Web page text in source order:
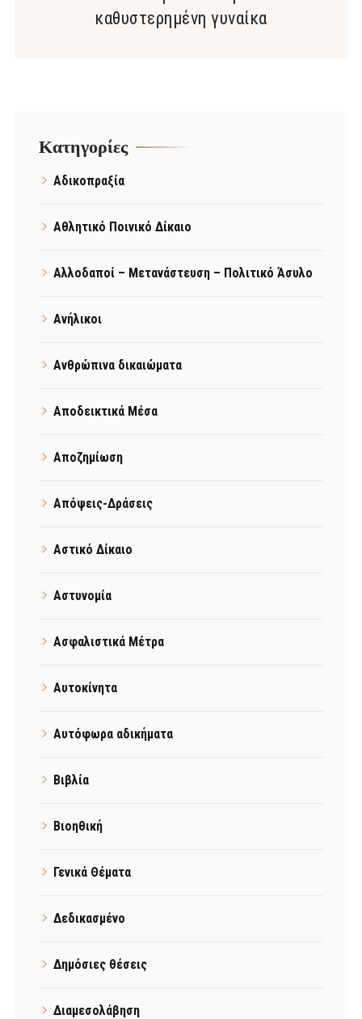
καθυστερημένη γυναίκα
Kατηγορίες
Αδικοπραξία
Αθλητικό Ποινικό Δίκαιο
Αλλοδαποί – Μετανάστευση – Πολιτικό Άσυλο
Ανήλικοι
Ανθρώπινα δικαιώματα
Αποδεικτικά Μέσα
Αποζημίωση
Απόψεις-Δράσεις
Αστικό Δίκαιο
Αστυνομία
Ασφαλιστικά Μέτρα
Αυτοκίνητα
Αυτόφωρα αδικήματα
Βιβλία
Βιοηθική
Γενικά Θέματα
Δεδικασμένο
Δημόσιες θέσεις
Διαμεσολάβηση